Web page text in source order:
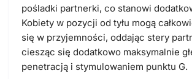
pośladki partnerki, co stanowi
Kobiety w pozycji od tyłu mogą
się w przyjemności, oddając stery
ciesząc się dodatkowo maksymalnie
penetracją i stymulowaniem punktu G.